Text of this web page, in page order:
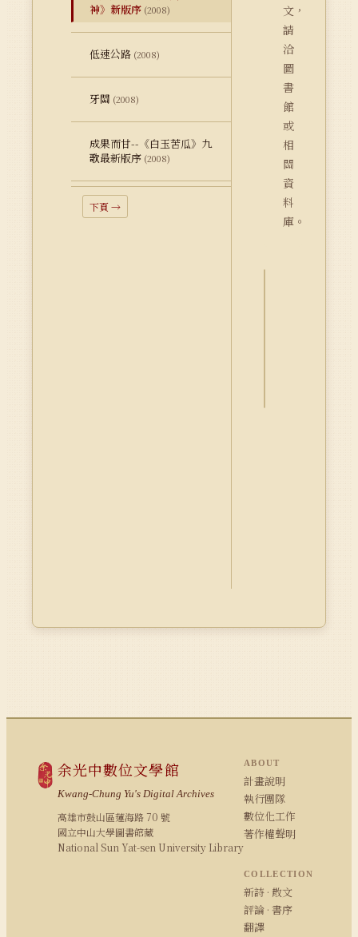
神》新版序 (2008)
低速公路 (2008)
牙關 (2008)
成果而甘--《白玉苦瓜》九
歌最新版序 (2008)
下頁 →
文，
請
洽
圖
書
館
或
相
關
資
料
庫。
余光中數位文學館
Kwang-Chung Yu's Digital Archives
高雄市鼓山區蓮海路 70 號
國立中山大學圖書館藏
National Sun Yat-sen University Library
ABOUT
計畫說明
執行團隊
數位化工作
著作權聲明
COLLECTION
新詩 · 散文
評論 · 書序
翻譯